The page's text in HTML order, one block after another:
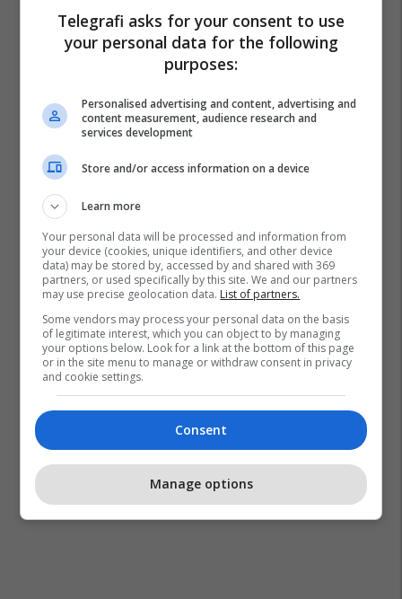
Atalanta Ac Milan Transferimet
Serie A
Telegrafi asks for your consent to use
your personal data for the following
purposes:
Personalised advertising and content, advertising and
content measurement, audience research and
services development
Store and/or access information on a device
Learn more
Your personal data will be processed and information from
your device (cookies, unique identifiers, and other device
data) may be stored by, accessed by and shared with 369
partners, or used specifically by this site. We and our partners
may use precise geolocation data. List of partners.
Some vendors may process your personal data on the basis
of legitimate interest, which you can object to by managing
your options below. Look for a link at the bottom of this page
or in the site menu to manage or withdraw consent in privacy
and cookie settings.
Consent
Manage options